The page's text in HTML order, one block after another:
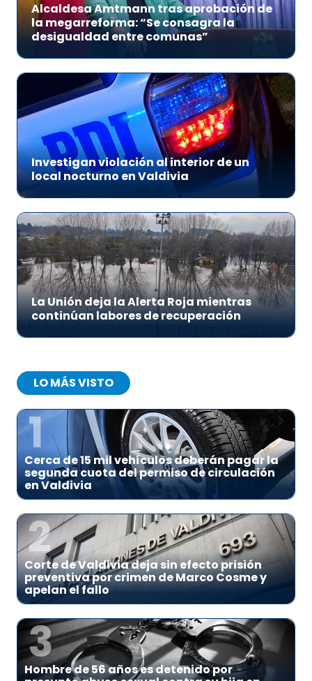
Alcaldesa Amtmann tras aprobación de
la megarreforma: “Se consagra la
desigualdad entre comunas”
Investigan violación al interior de un
local nocturno en Valdivia
La Unión deja la Alerta Roja mientras
continúan labores de recuperación
LO MÁS VISTO
1
Cerca de 15 mil vehículos deberán pagar la
segunda cuota del permiso de circulación
en Valdivia
2
Corte de Valdivia deja sin efecto prisión
preventiva por crimen de Marco Cosme y
apelan el fallo
3
Hombre de 56 años es detenido por